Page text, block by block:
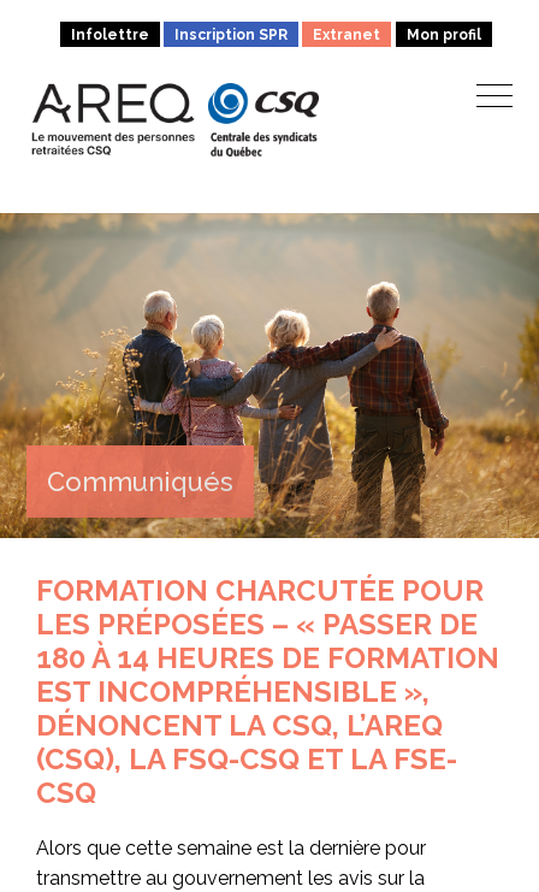
Infolettre Inscription SPR Extranet Mon profil
Communiqués
FORMATION CHARCUTÉE POUR
LES PRÉPOSÉES – « PASSER DE
180 À 14 HEURES DE FORMATION
EST INCOMPRÉHENSIBLE »,
DÉNONCENT LA CSQ, L’AREQ
(CSQ), LA FSQ-CSQ ET LA FSE-
CSQ
Alors que cette semaine est la dernière pour
transmettre au gouvernement les avis sur la